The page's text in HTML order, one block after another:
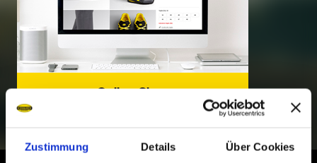
Zustimmung Details Über Cookies
Online-Shop